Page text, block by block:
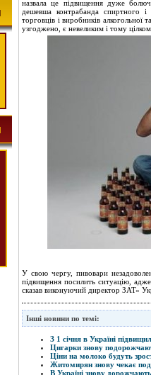
назвала це підвищення дуже
дешевша контрабанда спиртного
торговців і виробників
узгоджено, є невеликим і тому
У свою чергу, пивовари
підвищення посилить ситуацію,
сказав виконуючий директор ЗАТ«
Інші новини по темі:
З 1 січня в Україні
Цигарки знову
Ціни на молоко будуть
Житомирян знову чекає
В Україні знову